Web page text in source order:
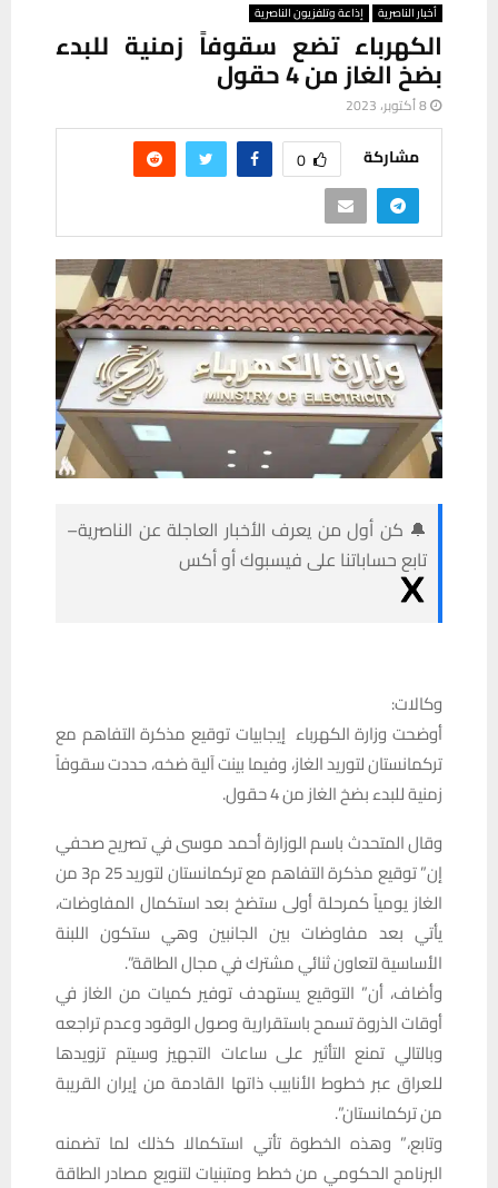
أخبار الناصرية إذاعة وتلفزيون الناصرية
الكهرباء تضع سقوفاً زمنية للبدء
بضخ الغاز من 4 حقول
8 أكتوبر، 2023
مشاركة 0
🔔 كن أول من يعرف الأخبار العاجلة عن الناصرية–
تابع حساباتنا على فيسبوك أو أكس
وكالات:
أوضحت وزارة الكهرباء إيجابيات توقيع مذكرة التفاهم مع
تركمانستان لتوريد الغاز، وفيما بينت آلية ضخه، حددت سقوفاً
زمنية للبدء بضخ الغاز من 4 حقول.
وقال المتحدث باسم الوزارة أحمد موسى في تصريح صحفي
إن” توقيع مذكرة التفاهم مع تركمانستان لتوريد 25 م3 من
الغاز يومياً كمرحلة أولى ستضخ بعد استكمال المفاوضات،
يأتي بعد مفاوضات بين الجانبين وهي ستكون اللبنة
الأساسية لتعاون ثنائي مشترك في مجال الطاقة”.
وأضاف، أن” التوقيع يستهدف توفير كميات من الغاز في
أوقات الذروة تسمح باستقرارية وصول الوقود وعدم تراجعه
وبالتالي تمنع التأثير على ساعات التجهيز وسيتم تزويدها
للعراق عبر خطوط الأنابيب ذاتها القادمة من إيران القريبة
من تركمانستان”.
وتابع،” وهذه الخطوة تأتي استكمالا كذلك لما تضمنه
البرنامج الحكومي من خطط ومتبنيات لتنويع مصادر الطاقة